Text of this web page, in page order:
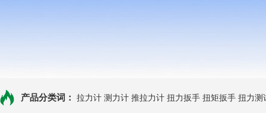
产品分类词： 拉力计 测力计 推拉力计 扭力扳手 扭矩扳手 扭力测